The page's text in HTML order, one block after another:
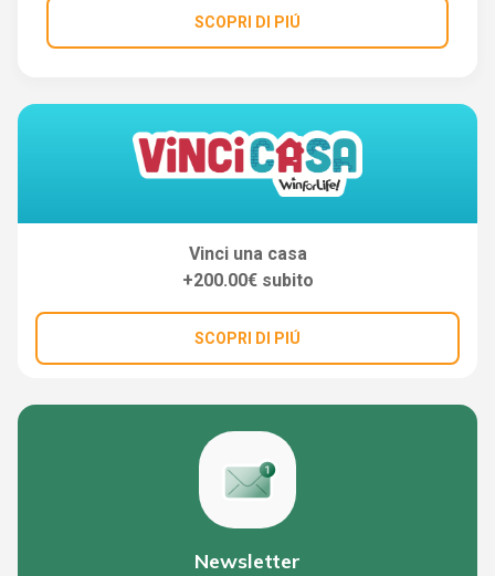
SCOPRI DI PIÚ
Vinci una casa
+200.00€ subito
SCOPRI DI PIÚ
Newsletter